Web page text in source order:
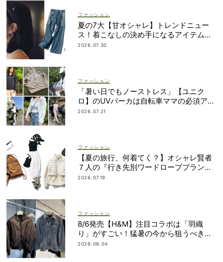
ファッション
夏の7大【甘オシャレ】トレンドニュー
ス！着こなしの決め手になるアイテムが
勢揃い
2026.07.30
ファッション
「暑い日でもノーストレス」【ユニク
ロ】のUVパーカは自転車ママの必須アイ
テム！
2026.07.21
ファッション
【夏の旅行、何着てく？】オシャレ賢者
７人の『行き先別ワードローブプラン』
大公開！
2026.07.19
ファッション
8/6発売【H&M】注目コラボは「羽織
り」がすごい！猛暑の今から狙うべき完
売必至アイテム
2026.08.04